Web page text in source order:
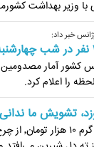
با وزیر بهداشت
خبر داد:
کشور آمار
را اعلام کرد.
تشویش ما ندانی
چاقاله